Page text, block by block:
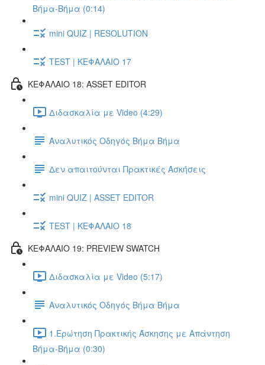
Βήμα-Βήμα (0:14)
mini QUIZ | RESOLUTION
TEST | ΚΕΦΑΛΑΙΟ 17
ΚΕΦΑΛΑΙΟ 18: ASSET EDITOR
Διδασκαλία με Video (4:29)
Αναλυτικός Οδηγός Βήμα Βήμα
Δεν απαιτούνται Πρακτικές Ασκήσεις
mini QUIZ | ASSET EDITOR
TEST | ΚΕΦΑΛΑΙΟ 18
ΚΕΦΑΛΑΙΟ 19: PREVIEW SWATCH
Διδασκαλία με Video (5:17)
Αναλυτικός Οδηγός Βήμα Βήμα
1.Ερώτηση Πρακτικής Άσκησης με Απάντηση
Βήμα-Βήμα (0:30)